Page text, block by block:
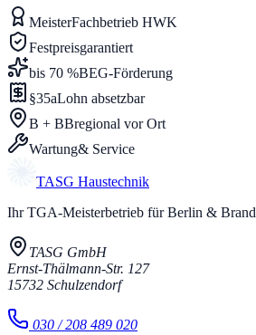
MeisterFachbetrieb HWK
Festpreisgarantiert
bis 70 %BEG-Förderung
§35aLohn absetzbar
B + BBregional vor Ort
Wartung& Service
TASG Haustechnik
Ihr TGA-Meisterbetrieb für Berlin &
TASG GmbH
Ernst-Thälmann-Str. 127
15732 Schulzendorf
030 / 208 489 020